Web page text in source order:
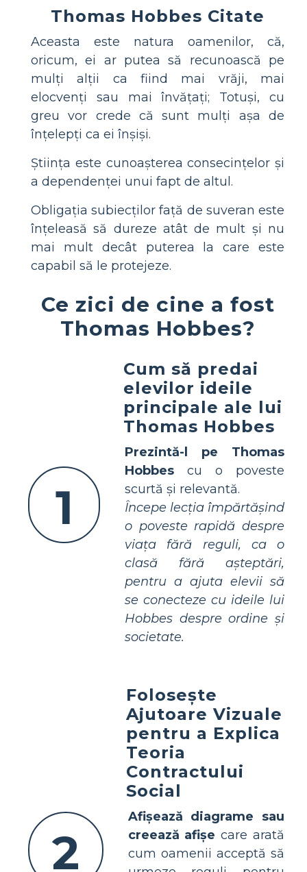
Thomas Hobbes Citate
Aceasta este natura oamenilor, că,
oricum, ei ar putea să recunoască pe
mulți alții ca fiind mai vrăji, mai
elocvenți sau mai învățați; Totuși, cu
greu vor crede că sunt mulți așa de
înțelepți ca ei înșiși.
Știința este cunoașterea consecințelor și
a dependenței unui fapt de altul.
Obligația subiecților față de suveran este
înțeleasă să dureze atât de mult și nu
mai mult decât puterea la care este
capabil să le protejeze.
Ce zici de cine a fost
Thomas Hobbes?
1
Cum să predai
elevilor ideile
principale ale lui
Thomas Hobbes
Prezintă-l pe Thomas
Hobbes cu o poveste
scurtă și relevantă.
Începe lecția împărtășind
o poveste rapidă despre
viața fără reguli, ca o
clasă fără așteptări,
pentru a ajuta elevii să
se conecteze cu ideile lui
Hobbes despre ordine și
societate.
2
Folosește
Ajutoare Vizuale
pentru a Explica
Teoria
Contractului
Social
Afișează diagrame sau
creează afișe care arată
cum oamenii acceptă să